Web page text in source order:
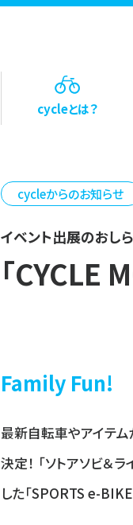
cycleとは？
cycleからのお知らせ
イベント出展のおし
「CYCLE
Family Fun!
最新自転車やアイテ
決定！ 「ソトアソビ＆
した「SPORTS e-